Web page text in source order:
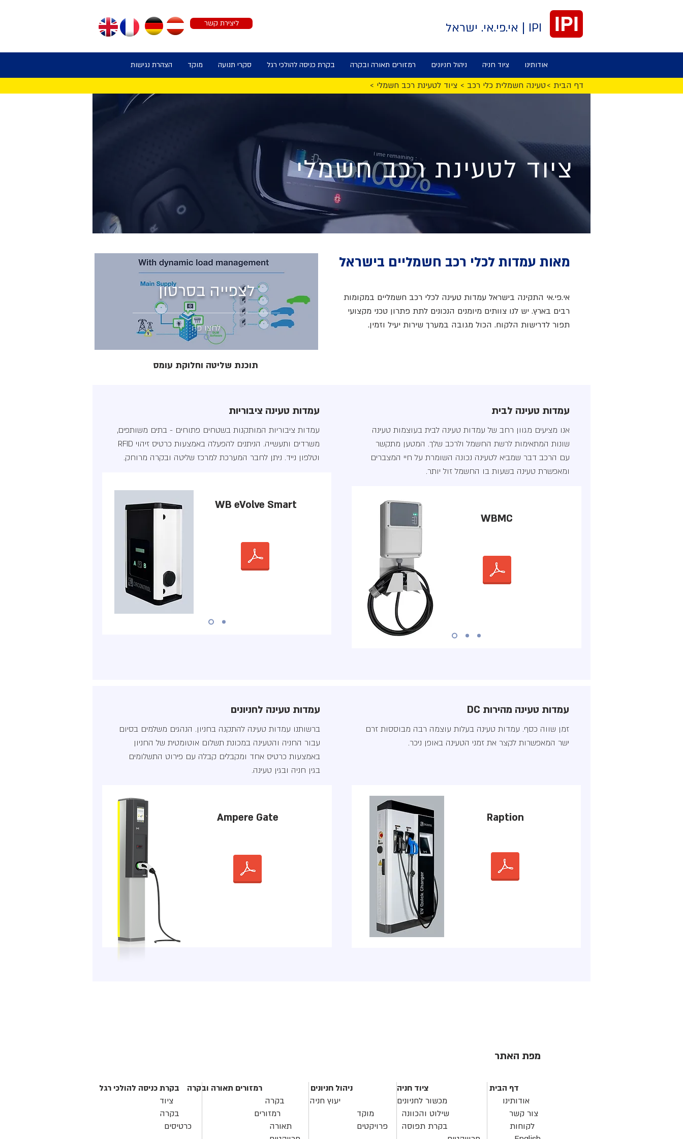
IPI IPI | אי.פי.אי. ישראל ליצירת קשר
אודותינו ציוד חניה ניהול חניונים רמזורים תאורה ובקרה בקרת כניסה להולכי רגל סקרי תנועה מוקד הצהרת נגישות
< ציוד לטעינת רכב חשמלי < טעינה חשמלית כלי רכב < דף הבית
ציוד לטעינת רכב חשמלי
לצפייה בסרטון
לחצו פה
מאות עמדות לכלי רכב חשמליים בישראל
אי.פי.אי התקינה בישראל עמדות טעינה לכלי רכב חשמליים במקומות
רבים בארץ. יש לנו צוותים מיומנים הנכונים לתת פתרון טכני מקצועי
תפור לדרישות הלקוח. הכול מגובה במערך שירות יעיל וזמין.
תוכנת שליטה וחלוקת עומס
עמדות טעינה ציבוריות
עמדות ציבוריות המותקנות בשטחים פתוחים - בתים משותפים,
משרדים ותעשייה. הניתנים להפעלה באמצעות כרטיס זיהוי RFID
וטלפון נייד. ניתן לחבר המערכת למרכז שליטה ובקרה מרוחק.
WB eVolve Smart
עמדות טעינה לבית
אנו מציעים מגוון רחב של עמדות טעינה לבית בעוצמות טעינה
שונות המתאימות לרשת החשמל ולרכב שלך. המטען מתקשר
עם הרכב דבר שמביא לטעינה נכונה השומרת על חיי המצברים
ומאפשרת טעינה בשעות בו החשמל זול יותר.
WBMC
עמדות טעינה לחניונים
ברשותנו עמדות טעינה להתקנה בחניון. הנהגים משלמים בסיום
עבור החניה והטעינה במכונת תשלום אוטומטית של החניון
באמצעות כרטיס אחד ומקבלים קבלה עם פירוט התשלומים
בגין חניה ובגין טעינה.
Ampere Gate
עמדות טעינה מהירות DC
זמן שווה כסף. עמדות טעינה בעלות עוצמה רבה מבוססות זרם
ישר המאפשרות לקצר את זמני הטעינה באופן ניכר.
Raption
מפת האתר
דף הבית
אודותינו
צור קשר
לקוחות
ציוד חניה
מכשור לחניונים
שילוט והכוונה
בקרת תפוסה
ניהול חניונים
יעוץ חניה
מוקד
פרויקטים
רמזורים תאורה ובקרה
בקרה
רמזורים
תאורה
בקרת כניסה להולכי רגל
ציוד
בקרה
כרטיסים